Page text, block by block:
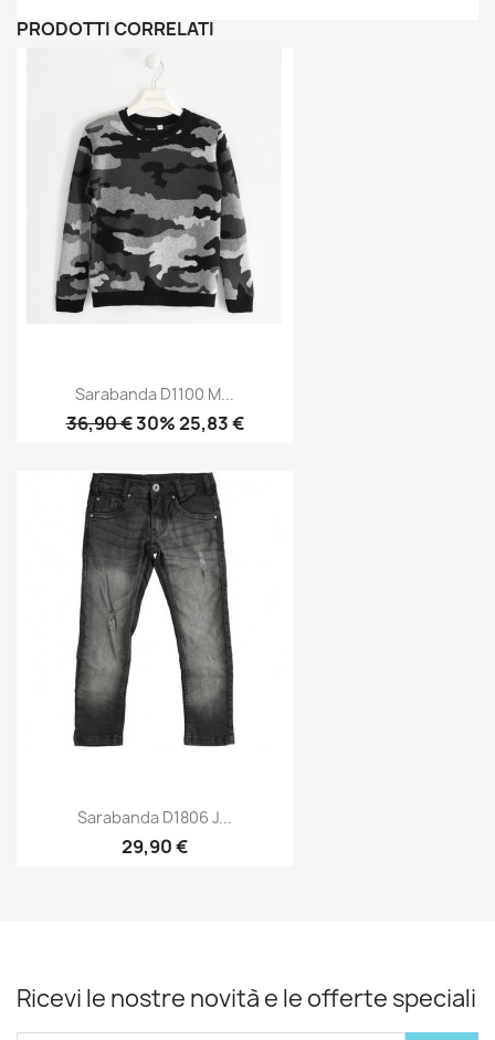
PRODOTTI CORRELATI
Sarabanda D1100 M...
36,90 €30% 25,83 €
Sarabanda D1806 J...
29,90 €
Ricevi le nostre novità e le offerte speciali